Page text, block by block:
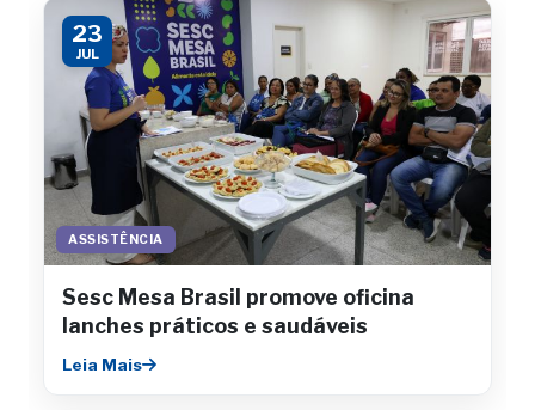
23
JUL
ASSISTÊNCIA
Sesc Mesa Brasil promove oficina
lanches práticos e saudáveis
Leia Mais